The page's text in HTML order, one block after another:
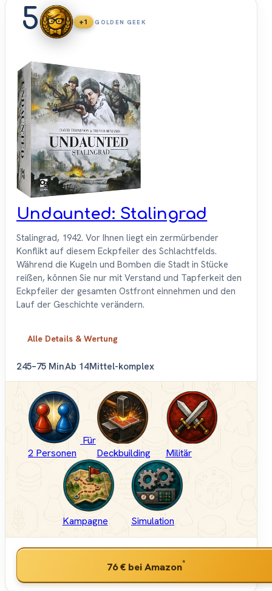
5 +1 GOLDEN GEEK
Undaunted: Stalingrad
Stalingrad, 1942. Vor Ihnen liegt ein zermürbender
Konflikt auf diesem Eckpfeiler des Schlachtfelds.
Während die Kugeln und Bomben die Stadt in Stücke
reißen, können Sie nur mit Verstand und Tapferkeit den
Eckpfeiler der gesamten Ostfront einnehmen und den
Lauf der Geschichte verändern.
Alle Details & Wertung
245–75 MinAb 14Mittel-komplex
Für
2 Personen
Deckbuilding Militär
Kampagne Simulation
76 € bei Amazon*